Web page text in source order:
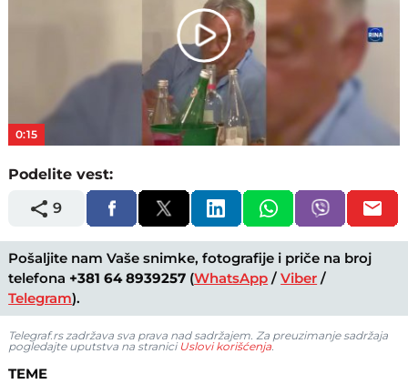
Play
Video
0:15
Podelite vest:
9
Pošaljite nam Vaše snimke, fotografije i priče na broj
telefona +381 64 8939257 (WhatsApp /Viber /
Telegram).
Telegraf.rs zadržava sva prava nad sadržajem. Za preuzimanje sadržaja
pogledajte uputstva na stranici Uslovi korišćenja.
TEME